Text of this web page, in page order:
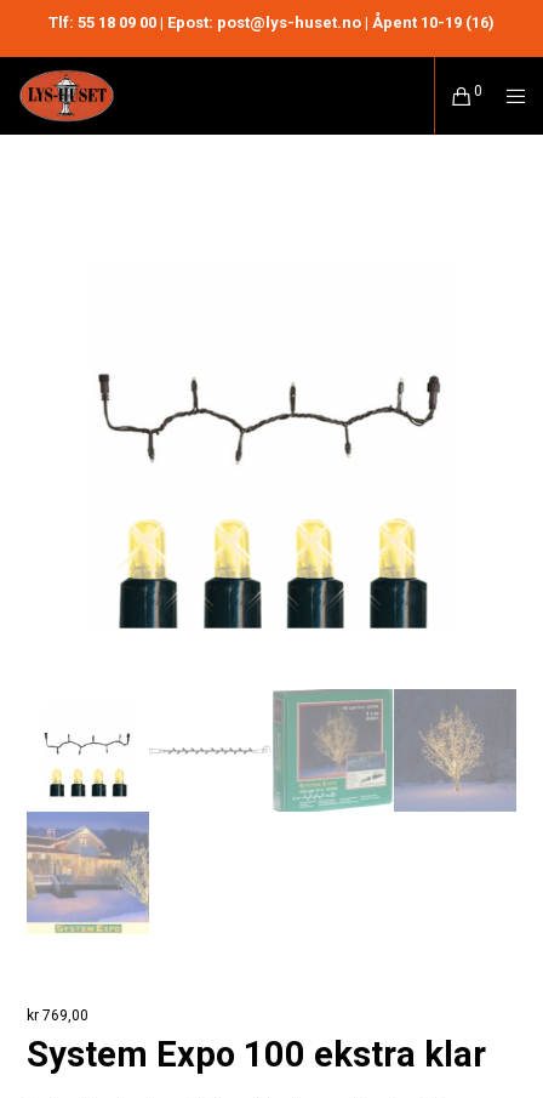
Tlf: 55 18 09 00 | Epost: post@lys-huset.no | Åpent 10-19 (16)
0
kr 769,00
System Expo 100 ekstra klar